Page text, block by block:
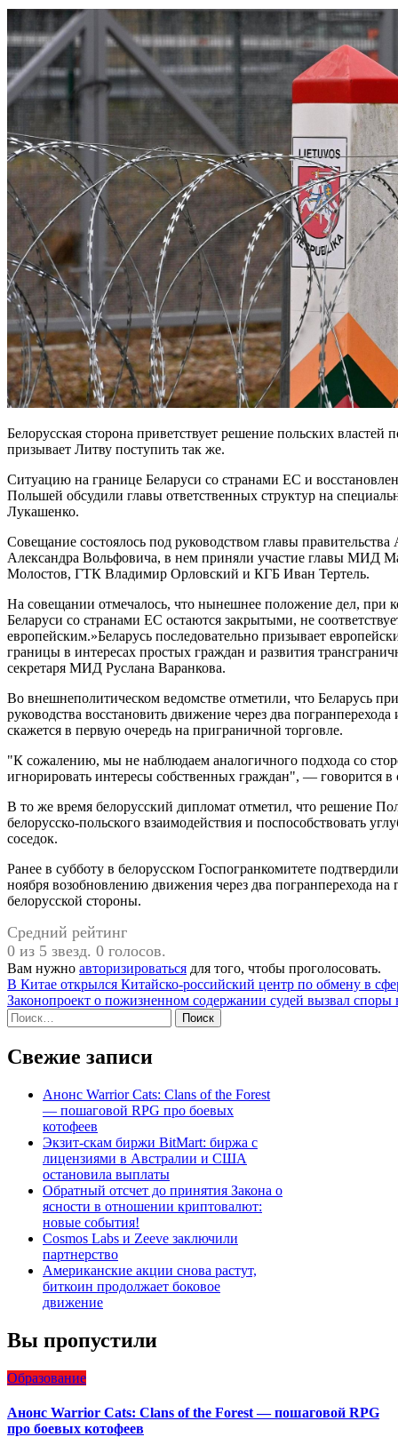
Белорусская сторона приветствует решение польских
призывает Литву поступить так же.
Ситуацию на границе Беларуси со странами ЕС и
Польшей обсудили главы ответственных структур на
Лукашенко.
Совещание состоялось под руководством главы
Александра Вольфовича, в нем приняли участие главы МИД
Молостов, ГТК Владимир Орловский и КГБ Иван Тертель.
На совещании отмечалось, что нынешнее положение дел, при
Беларуси со странами ЕС остаются закрытыми, не
европейским.»Беларусь последовательно призывает
границы в интересах простых граждан и развития
секретаря МИД Руслана Варанкова.
Во внешнеполитическом ведомстве отметили, что Беларусь
руководства восстановить движение через два
скажется в первую очередь на приграничной торговле.
"К сожалению, мы не наблюдаем аналогичного подхода со
игнорировать интересы собственных граждан", — говорится
В то же время белорусский дипломат отметил, что решение
белорусско-польского взаимодействия и поспособствовать
соседок.
Ранее в субботу в белорусском Госпогранкомитете
ноября возобновлению движения через два погранперехода
белорусской стороны.
Средний рейтинг
0 из 5 звезд. 0 голосов.
Вам нужно авторизироваться для того, чтобы проголосовать.
Навигация
по
записям
В Китае открылся Китайско-российский центр по обмену в
Законопроект о пожизненном содержании судей вызвал споры
Найти:
Свежие записи
Анонс Warrior Cats: Clans of the Forest
— пошаговой RPG про боевых
котофеев
Экзит-скам биржи BitMart: биржа с
лицензиями в Австралии и США
остановила выплаты
Обратный отсчет до принятия Закона о
ясности в отношении криптовалют:
новые события!
Cosmos Labs и Zeeve заключили
партнерство
Американские акции снова растут,
биткоин продолжает боковое
движение
Вы пропустили
Образование
Анонс Warrior Cats: Clans of the Forest — пошаговой RPG
про боевых котофеев